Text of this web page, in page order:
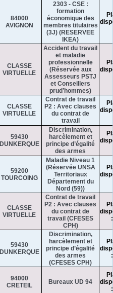
84000
AVIGNON
2303 - CSE :
formation
économique des
membres titulaires
(3J) (RESERVEE
IKEA)
CLASSE
VIRTUELLE
Accident du travail
et maladie
professionnelle
(Réservée aux
Assesseurs PSTJ
et Conseillers
prud’hommes)
CLASSE
VIRTUELLE
Contrat de travail
P2 : Avec clauses
du contrat de
travail
59430
DUNKERQUE
Discrimination,
harcèlement et
principe d’égalité
des armes
59200
TOURCOING
Maladie Niveau 1
(Réservée UNSA
Territoriaux
Département du
Nord (59))
CLASSE
VIRTUELLE
Contrat de travail
P2 : Avec clauses
du contrat de
travail (CFESES
CPH)
59430
DUNKERQUE
Discrimination,
harcèlement et
principe d’égalité
des armes
(CFESES CPH)
94000
CRETEIL
Bureaux UD 94